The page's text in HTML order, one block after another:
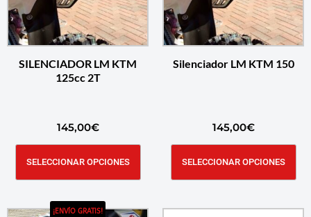
SILENCIADOR LM KTM
125cc 2T
145,00€
SELECCIONAR OPCIONES
Silenciador LM KTM 150
145,00€
SELECCIONAR OPCIONES
¡ENVÍO GRATIS!